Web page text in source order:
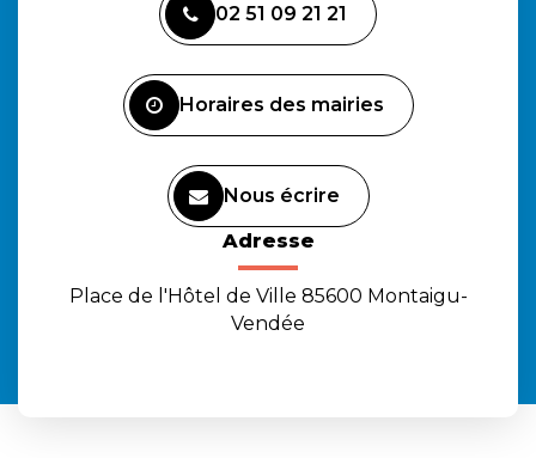
le
compte
le
compte
la
chaîne
02 51 09 21 21
Horaires des mairies
Nous écrire
Adresse
Place de l'Hôtel de Ville 85600 Montaigu-
Vendée